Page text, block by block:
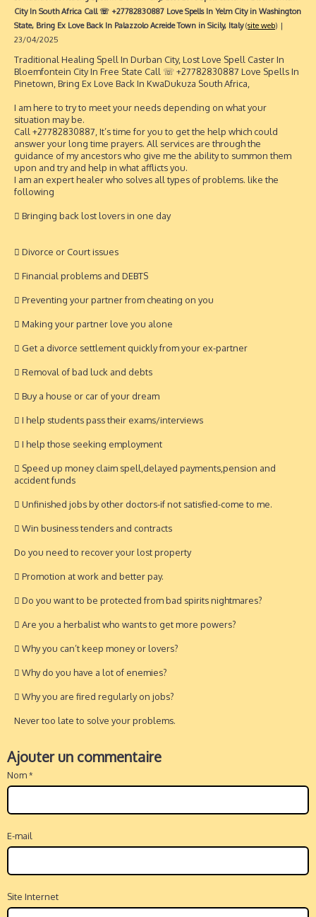
City In South Africa Call ☏ +27782830887 Love Spells In Yelm City in Washington
State, Bring Ex Love Back In Palazzolo Acreide Town in Sicily, Italy(site web) |
23/04/2025
Traditional Healing Spell In Durban City, Lost Love Spell Caster In
Bloemfontein City In Free State Call ☏ +27782830887 Love Spells In
Pinetown, Bring Ex Love Back In KwaDukuza South Africa,
I am here to try to meet your needs depending on what your
situation may be.
Call +27782830887, It’s time for you to get the help which could
answer your long time prayers. All services are through the
guidance of my ancestors who give me the ability to summon them
upon and try and help in what afflicts you.
I am an expert healer who solves all types of problems. like the
following
 Bringing back lost lovers in one day
 Divorce or Court issues
 Financial problems and DEBTS
 Preventing your partner from cheating on you
 Making your partner love you alone
 Get a divorce settlement quickly from your ex-partner
 Removal of bad luck and debts
 Buy a house or car of your dream
 I help students pass their exams/interviews
 I help those seeking employment
 Speed up money claim spell,delayed payments,pension and
accident funds
 Unfinished jobs by other doctors-if not satisfied-come to me.
 Win business tenders and contracts
Do you need to recover your lost property
 Promotion at work and better pay.
 Do you want to be protected from bad spirits nightmares?
 Are you a herbalist who wants to get more powers?
 Why you can’t keep money or lovers?
 Why do you have a lot of enemies?
 Why you are fired regularly on jobs?
Never too late to solve your problems.
Ajouter un commentaire
Nom
E-mail
Site Internet